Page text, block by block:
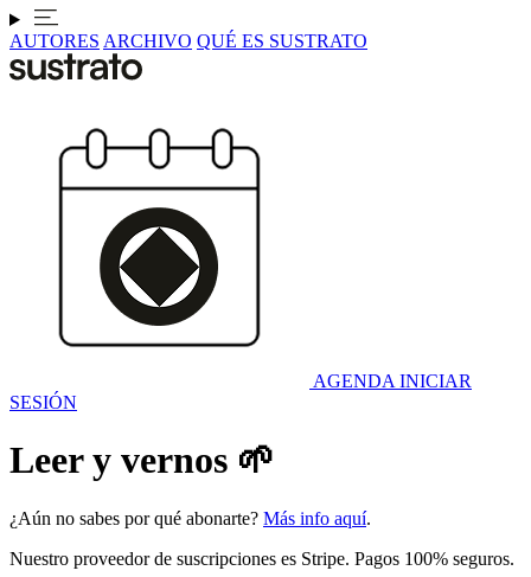
AUTORES ARCHIVO QUÉ ES SUSTRATO
AGENDA INICIAR
SESIÓN
Leer y vernos 🌱
¿Aún no sabes por qué abonarte? Más info aquí.
Nuestro proveedor de suscripciones es Stripe. Pagos 100% seguros.